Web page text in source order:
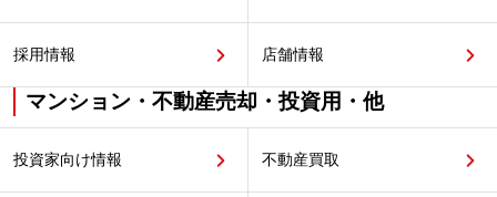
採用情報 店舗情報
マンション・不動産売却・投資用・他
投資家向け情報 不動産買取